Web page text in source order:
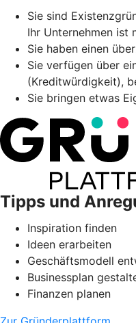
Sie sind
Ihr Unternehmen ist
Sie haben einen
Sie verfügen über
(Kreditwürdigkeit),
Sie bringen etwas
Tipps und
Inspiration finden
Ideen erarbeiten
Geschäftsmodell
Businessplan
Finanzen planen